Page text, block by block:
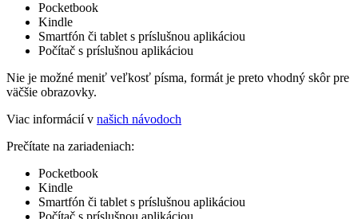
Pocketbook
Kindle
Smartfón či tablet s príslušnou aplikáciou
Počítač s príslušnou aplikáciou
Nie je možné meniť veľkosť písma, formát je preto vhodný skôr pre
väčšie obrazovky.
Viac informácií v našich návodoch
Prečítate na zariadeniach:
Pocketbook
Kindle
Smartfón či tablet s príslušnou aplikáciou